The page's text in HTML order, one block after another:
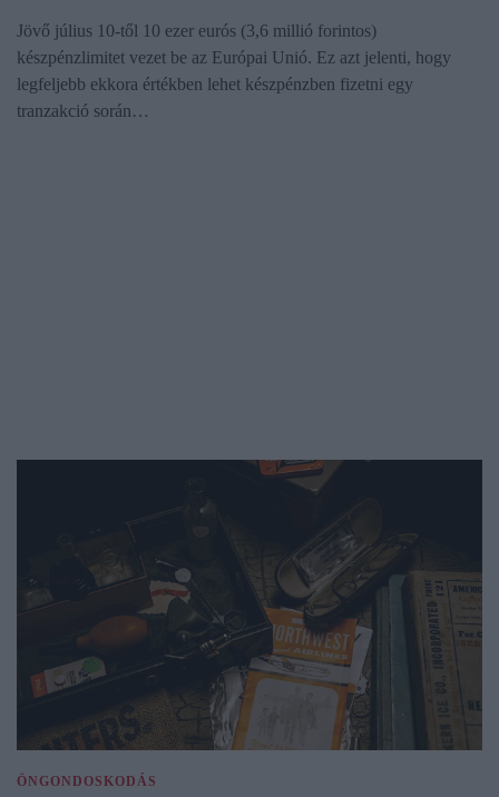
Jövő július 10-től 10 ezer eurós (3,6 millió forintos)
készpénzlimitet vezet be az Európai Unió. Ez azt jelenti, hogy
legfeljebb ekkora értékben lehet készpénzben fizetni egy
tranzakció során…
ÖNGONDOSKODÁS